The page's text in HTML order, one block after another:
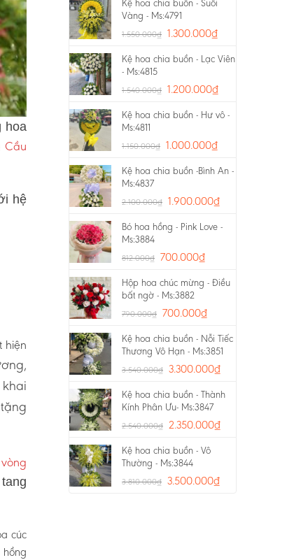
hoa
Cầu
hệ
hiện
cúc
Kệ hoa chia buồn - Suối
Vàng - Ms:4791
1.550.000₫ 1.300.000₫
Kệ hoa chia buồn - Lạc Viên
- Ms:4815
1.540.000₫ 1.200.000₫
Kệ hoa chia buồn - Hư vô -
Ms:4811
1.150.000₫ 1.000.000₫
Kệ hoa chia buồn -Bình An -
Ms:4837
2.100.000₫ 1.900.000₫
Bó hoa hồng - Pink Love -
Ms:3884
812.000₫ 700.000₫
Hộp hoa chúc mừng - Điều
bất ngờ - Ms:3882
790.000₫ 700.000₫
Kệ hoa chia buồn - Nỗi Tiếc
Thương Vô Hạn - Ms:3851
3.540.000₫ 3.300.000₫
Kệ hoa chia buồn - Thành
Kính Phân Ưu- Ms:3847
2.540.000₫ 2.350.000₫
Kệ hoa chia buồn - Vô
Thường - Ms:3844
3.810.000₫ 3.500.000₫